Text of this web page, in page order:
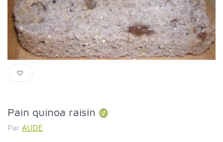
Pain quinoa raisin
Par AUDE